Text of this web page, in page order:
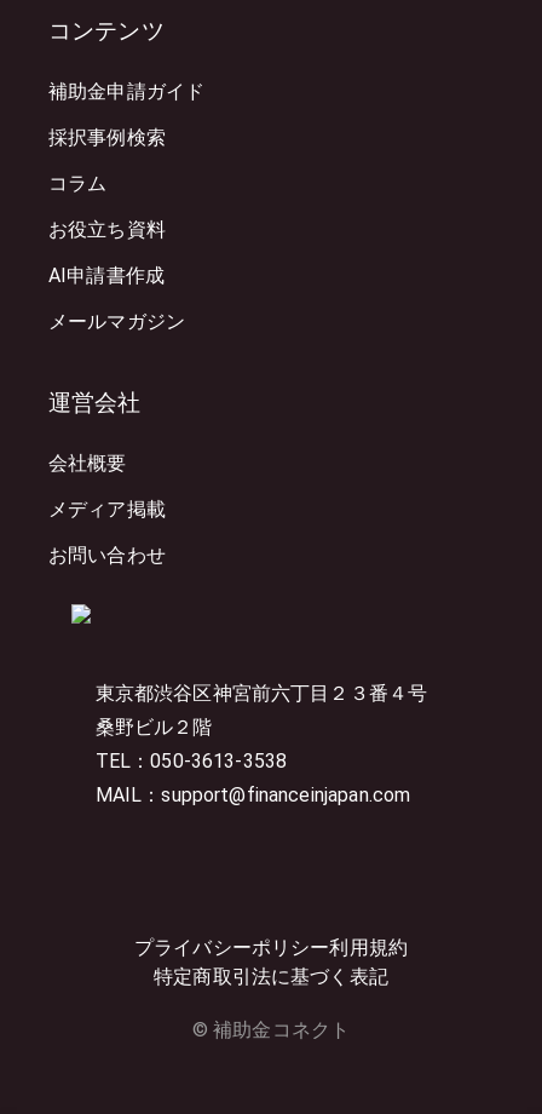
東京都渋谷区神宮前六丁目２３番４号
桑野ビル２階
TEL：050-3613-3538
MAIL：support@financeinjapan.com
プライバシーポリシー利用規約
特定商取引法に基づく表記
© 補助金コネクト
コンテンツ
補助金申請ガイド
採択事例検索
コラム
お役立ち資料
AI申請書作成
メールマガジン
運営会社
会社概要
メディア掲載
お問い合わせ